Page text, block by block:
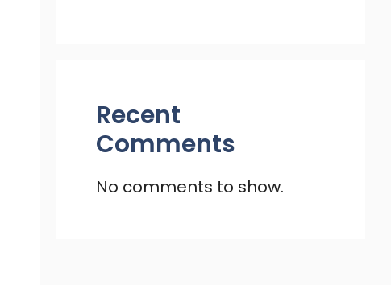
Recent
Comments
No comments to show.